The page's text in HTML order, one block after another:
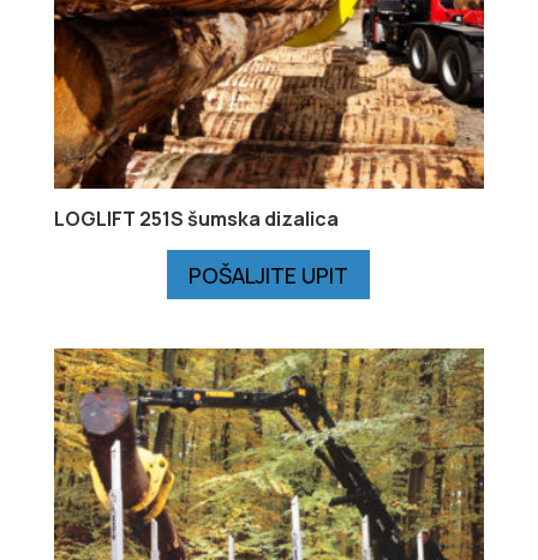
LOGLIFT 251S šumska dizalica
POŠALJITE UPIT